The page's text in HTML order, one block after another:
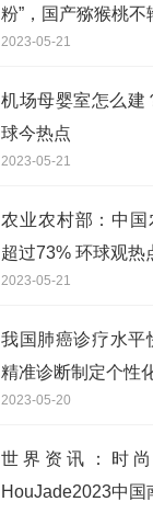
粉”，国产猕猴桃
2023-05-21
机场母婴室怎么建
球今热点
2023-05-21
农业农村部：中
超过73% 环球观热
2023-05-21
我国肺癌诊疗水平
精准诊断制定个性
2023-05-20
世界资讯：时
HouJade2023中国